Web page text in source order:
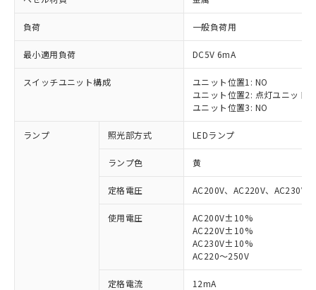
負荷 一般負荷用
最小適用負荷 DC5V 6mA
スイッチユニット構成
ユニット位置1: NO
ユニット位置2: 点灯ユニット
ユニット位置3: NO
ランプ 照光部方式 LEDランプ
ランプ色 黄
定格電圧 AC200V、AC220V、AC230V
使用電圧
AC200V±10%
AC220V±10%
AC230V±10%
AC220～250V
定格電流 12mA
対応済み：EU RoHS指令（10物質）の
非含有に対応した製品が提供可能な商品で